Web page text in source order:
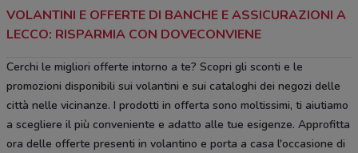
VOLANTINI E OFFERTE DI BANCHE E ASSICURAZIONI A
LECCO: RISPARMIA CON DOVECONVIENE
Cerchi le migliori offerte intorno a te? Scopri gli sconti e le
promozioni disponibili sui volantini e sui cataloghi dei negozi delle
città nelle vicinanze. I prodotti in offerta sono moltissimi, ti aiutiamo
a scegliere il più conveniente e adatto alle tue esigenze. Approfitta
ora delle offerte presenti in volantino e porta a casa l'occasione di